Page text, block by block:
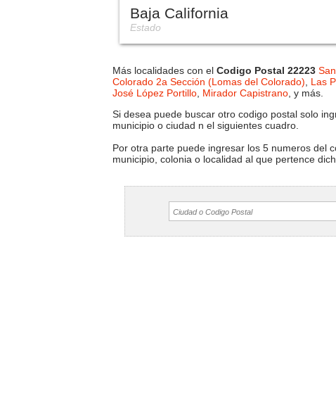
Baja California
Estado
Más localidades con el Codigo Postal 22223
Colorado 2a Sección (Lomas del Colorado)
Las
José López Portillo Mirador Capistrano , y más.
Si desea puede buscar otro codigo postal solo
municipio o ciudad n el siguientes cuadro.
Por otra parte puede ingresar los 5 numeros del
municipio, colonia o localidad al que pertence